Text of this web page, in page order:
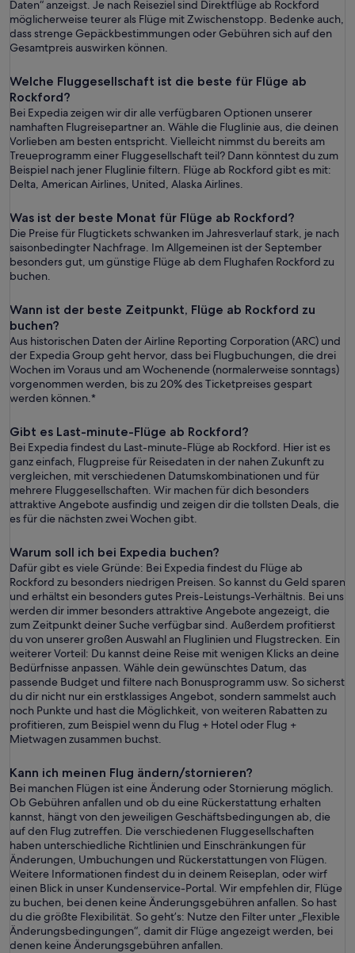
Daten“ anzeigst. Je nach Reiseziel sind Direktflüge ab Rockford
möglicherweise teurer als Flüge mit Zwischenstopp. Bedenke auch,
dass strenge Gepäckbestimmungen oder Gebühren sich auf den
Gesamtpreis auswirken können.
Welche Fluggesellschaft ist die beste für Flüge ab
Rockford?
Bei Expedia zeigen wir dir alle verfügbaren Optionen unserer
namhaften Flugreisepartner an. Wähle die Fluglinie aus, die deinen
Vorlieben am besten entspricht. Vielleicht nimmst du bereits am
Treueprogramm einer Fluggesellschaft teil? Dann könntest du zum
Beispiel nach jener Fluglinie filtern. Flüge ab Rockford gibt es mit:
Delta, American Airlines, United, Alaska Airlines.
Was ist der beste Monat für Flüge ab Rockford?
Die Preise für Flugtickets schwanken im Jahresverlauf stark, je nach
saisonbedingter Nachfrage. Im Allgemeinen ist der September
besonders gut, um günstige Flüge ab dem Flughafen Rockford zu
buchen.
Wann ist der beste Zeitpunkt, Flüge ab Rockford zu
buchen?
Aus historischen Daten der Airline Reporting Corporation (ARC) und
der Expedia Group geht hervor, dass bei Flugbuchungen, die drei
Wochen im Voraus und am Wochenende (normalerweise sonntags)
vorgenommen werden, bis zu 20% des Ticketpreises gespart
werden können.*
Gibt es Last-minute-Flüge ab Rockford?
Bei Expedia findest du Last-minute-Flüge ab Rockford. Hier ist es
ganz einfach, Flugpreise für Reisedaten in der nahen Zukunft zu
vergleichen, mit verschiedenen Datumskombinationen und für
mehrere Fluggesellschaften. Wir machen für dich besonders
attraktive Angebote ausfindig und zeigen dir die tollsten Deals, die
es für die nächsten zwei Wochen gibt.
Warum soll ich bei Expedia buchen?
Dafür gibt es viele Gründe: Bei Expedia findest du Flüge ab
Rockford zu besonders niedrigen Preisen. So kannst du Geld sparen
und erhältst ein besonders gutes Preis-Leistungs-Verhältnis. Bei uns
werden dir immer besonders attraktive Angebote angezeigt, die
zum Zeitpunkt deiner Suche verfügbar sind. Außerdem profitierst
du von unserer großen Auswahl an Fluglinien und Flugstrecken. Ein
weiterer Vorteil: Du kannst deine Reise mit wenigen Klicks an deine
Bedürfnisse anpassen. Wähle dein gewünschtes Datum, das
passende Budget und filtere nach Bonusprogramm usw. So sicherst
du dir nicht nur ein erstklassiges Angebot, sondern sammelst auch
noch Punkte und hast die Möglichkeit, von weiteren Rabatten zu
profitieren, zum Beispiel wenn du Flug + Hotel oder Flug +
Mietwagen zusammen buchst.
Kann ich meinen Flug ändern/stornieren?
Bei manchen Flügen ist eine Änderung oder Stornierung möglich.
Ob Gebühren anfallen und ob du eine Rückerstattung erhalten
kannst, hängt von den jeweiligen Geschäftsbedingungen ab, die
auf den Flug zutreffen. Die verschiedenen Fluggesellschaften
haben unterschiedliche Richtlinien und Einschränkungen für
Änderungen, Umbuchungen und Rückerstattungen von Flügen.
Weitere Informationen findest du in deinem Reiseplan, oder wirf
einen Blick in unser Kundenservice-Portal. Wir empfehlen dir, Flüge
zu buchen, bei denen keine Änderungsgebühren anfallen. So hast
du die größte Flexibilität. So geht’s: Nutze den Filter unter „Flexible
Änderungsbedingungen“, damit dir Flüge angezeigt werden, bei
denen keine Änderungsgebühren anfallen.